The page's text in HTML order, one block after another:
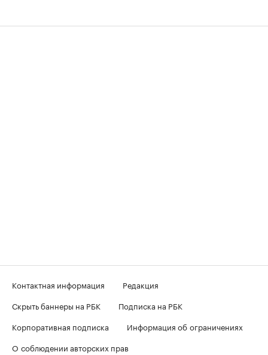
Контактная информация
Редакция
Скрыть баннеры на РБК
Подписка на РБК
Корпоративная подписка
Информация об ограничениях
О соблюдении авторских прав